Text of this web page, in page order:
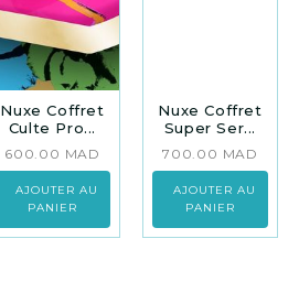
Nuxe Coffret
Culte Pro...
600.00 MAD
AJOUTER AU
PANIER
Nuxe Coffret
Super Ser...
700.00 MAD
AJOUTER AU
PANIER